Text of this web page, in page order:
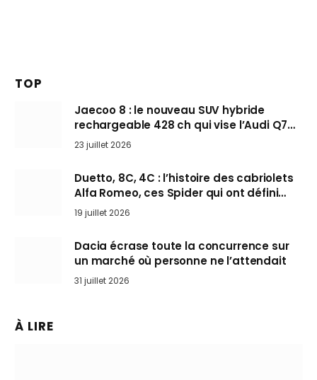
TOP
Jaecoo 8 : le nouveau SUV hybride
rechargeable 428 ch qui vise l’Audi Q7
arrive en Europe cet automne
23 juillet 2026
Duetto, 8C, 4C : l’histoire des cabriolets
Alfa Romeo, ces Spider qui ont défini
l’art de rouler cheveux au vent
19 juillet 2026
Dacia écrase toute la concurrence sur
un marché où personne ne l’attendait
31 juillet 2026
À LIRE